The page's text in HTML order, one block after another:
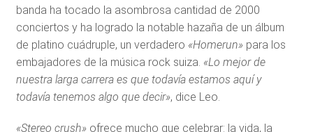
banda ha tocado la asombrosa cantidad de 2000
conciertos y ha logrado la notable hazaña de un álbum
de platino cuádruple, un verdadero «Homerun»para los
embajadores de la música rock suiza. «Lo mejor de
nuestra larga carrera es que todavía estamos aquí y
todavía tenemos algo que decir», dice Leo.
«Stereo crush»ofrece mucho que celebrar: la vida, la